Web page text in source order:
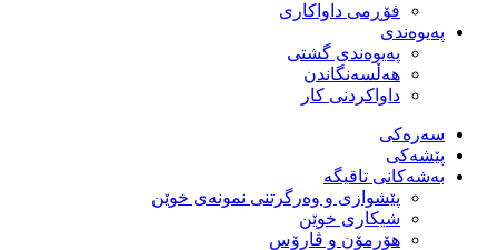
فۆڕمی داواكاری
پەیوەندی
پەیوەندی گشتی
هەڵسەنگاندن
داواكردنی كار
سەرەکی
پێشەکی
بەشەكانی تاقیگە
پێشوازی و وەرگرتنی نمونەی خوێن
شیكاری خوێن
هۆرمۆن و ڤارۆس